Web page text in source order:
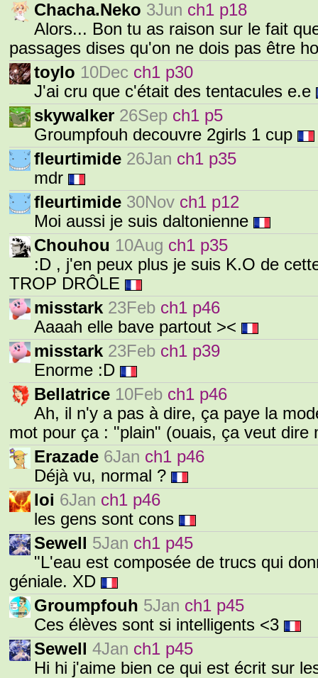
Chacha.Neko 3Jun ch1 p18
Alors... Bon tu as raison sur le fait
passages dises qu'on ne dois pas être
toylo 10Dec ch1 p30
J'ai cru que c'était des tentacules e.e
skywalker 26Sep ch1 p5
Groumpfouh decouvre 2girls 1 cup
fleurtimide 26Jan ch1 p35
mdr
fleurtimide 30Nov ch1 p12
Moi aussi je suis daltonienne
Chouhou 10Aug ch1 p35
:D , j'en peux plus je suis K.O de
TROP DRÔLE
misstark 23Feb ch1 p46
Aaaah elle bave partout ><
misstark 23Feb ch1 p39
Enorme :D
Bellatrice 10Feb ch1 p46
Ah, il n'y a pas à dire, ça paye la
mot pour ça : "plain" (ouais, ça veut
Erazade 6Jan ch1 p46
Déjà vu, normal ?
loi 6Jan ch1 p46
les gens sont cons
Sewell 5Jan ch1 p45
"L'eau est composée de trucs qui
géniale. XD
Groumpfouh 5Jan ch1 p45
Ces élèves sont si intelligents <3
Sewell 4Jan ch1 p45
Hi hi j'aime bien ce qui est écrit sur